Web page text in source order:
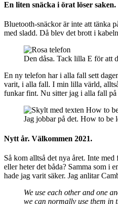
En liten snäcka i örat löser
Bluetooth-snäckor är inte att tänka
med sladd. Då blev det brott i
Den dåsa. Tack lilla E för att
En ny telefon har i alla fall sett
varit, i alla fall. I min lilla värld,
funkar fint. Nu sitter jag i alla fall på
Jag jobbar på det. How to be
Nytt år. Välkommen 2021.
Så kom alltså det nya året. Inte
eller heter det båda? Samma som i
hade jag varit säker. Jag anlitar
We use each other and one
we can normally use them in